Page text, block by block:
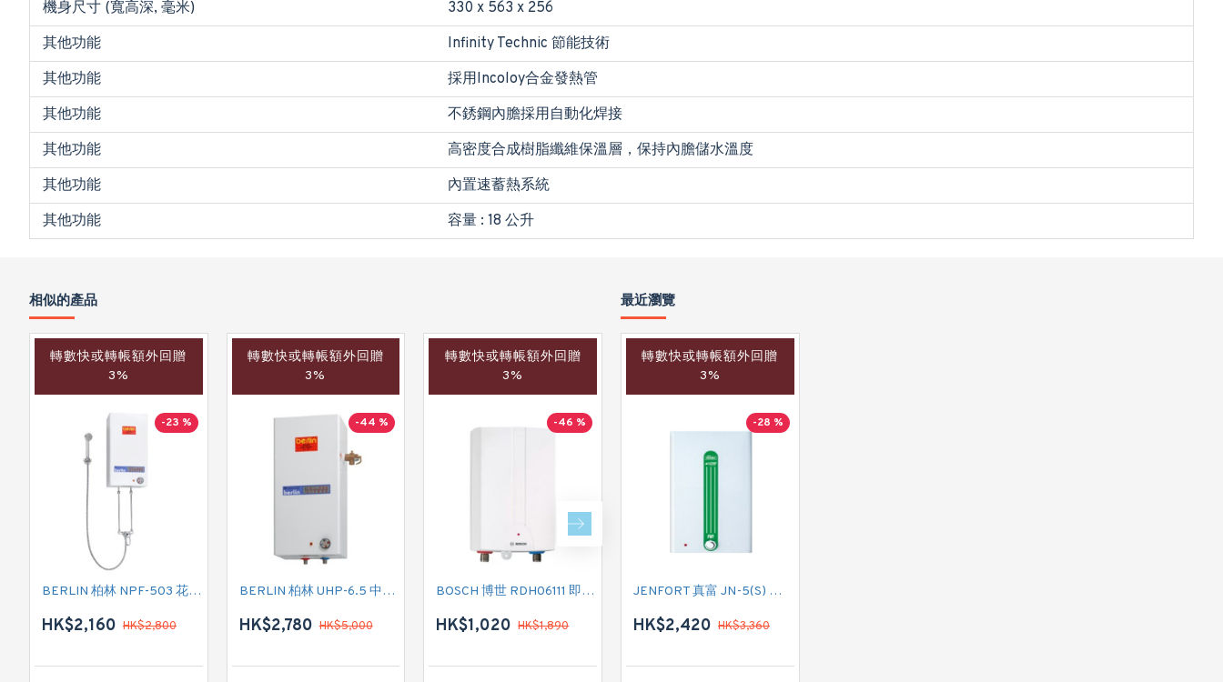
機身尺寸 (寬高深, 毫米)
330 x 563 x 256
其他功能
Infinity Technic 節能技術
其他功能
採用Incoloy合金發熱管
其他功能
不銹鋼內膽採用自動化焊接
其他功能
高密度合成樹脂纖維保溫層，保持內膽儲水溫度
其他功能
內置速蓄熱系統
其他功能
容量 : 18 公升
相似的產品
轉數快或轉帳額外回贈
3%
-23 %
BERLIN 柏林 NPF-503 花灑儲水式(低壓電熱水爐)
HK$2,160 HK$2,800
轉數快或轉帳額外回贈
3%
-44 %
BERLIN 柏林 UHP-6.5 中央儲水式(高壓電熱水爐)
HK$2,780 HK$5,000
轉數快或轉帳額外回贈
3%
-46 %
BOSCH 博世 RDH06111 即熱式電熱水爐
HK$1,020 HK$1,890
轉數快或轉帳額外回贈
3%
-31 %
GERMAN POOL 德國寶 CEX21 即熱式電熱水爐
HK$4,420 HK$6,450
最近瀏覽
轉數快或轉帳額外回贈
3%
-28 %
JENFORT 真富 JN-5(S) 花灑儲水式(低壓電熱水爐)
HK$2,420 HK$3,360